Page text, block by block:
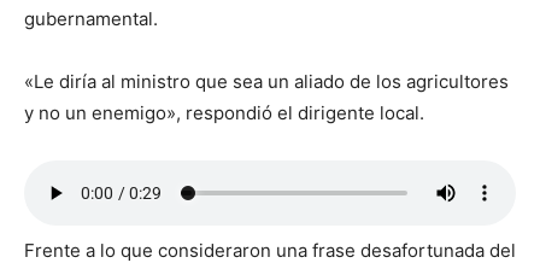
gubernamental.
«Le diría al ministro que sea un aliado de los agricultores
y no un enemigo», respondió el dirigente local.
Frente a lo que consideraron una frase desafortunada del